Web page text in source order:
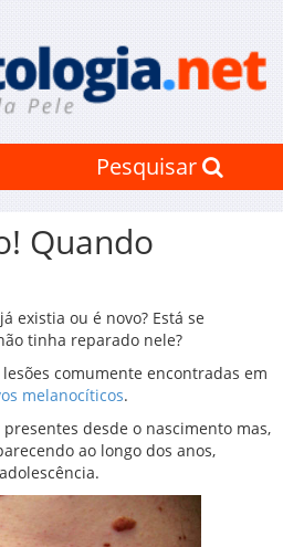
Pesquisar
Quando
existia ou é novo? Está se
tinha reparado nele?
comumente encontradas em
melanocíticos.
desde o nascimento mas,
ao longo dos anos,